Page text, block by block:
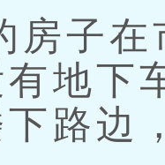
子在
有地下
路边